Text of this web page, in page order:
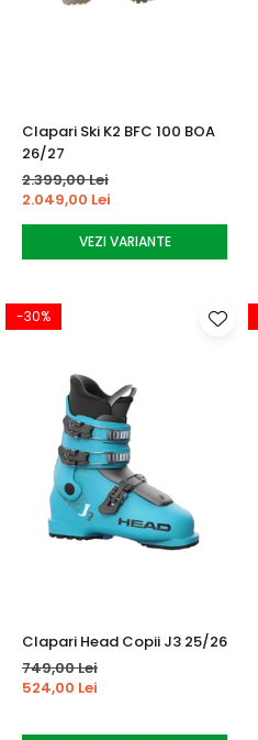
Sepci
Bustiere
Underwear
Clapari Ski K2 BFC 100 BOA
26/27
2.399,00 Lei
2.049,00 Lei
VEZI VARIANTE
-30%
Clapari Head Copii J3 25/26
749,00 Lei
524,00 Lei